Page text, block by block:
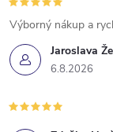
Jaroslava
6.8.2026
Výborný nákup a